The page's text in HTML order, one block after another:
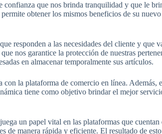
que nos brinda tranquilidad y que le
obtener los mismos beneficios de su
responden a las necesidades del cliente y que
nos garantice la protección de nuestras
en almacenar temporalmente sus artículos.
la plataforma de comercio en línea.
tiene como objetivo brindar el mejor
un papel vital en las plataformas que cuentan
manera rápida y eficiente. El resultado de